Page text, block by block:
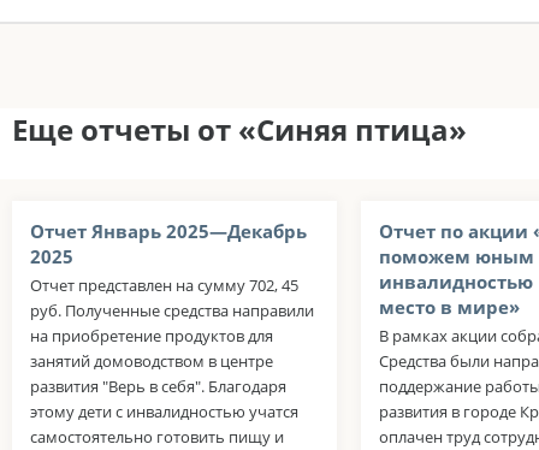
Еще отчеты от «Синяя птица»
Отчет Январь 2025—Декабрь
2025
Отчет представлен на сумму 702, 45
руб. Полученные средства направили
на приобретение продуктов для
занятий домоводством в центре
развития "Верь в себя". Благодаря
этому дети с инвалидностью учатся
самостоятельно готовить пищу и
Отчет по акции
поможем юным
инвалидностью
место в мире»
В рамках акции
Средства были
поддержание
развития в городе
оплачен труд